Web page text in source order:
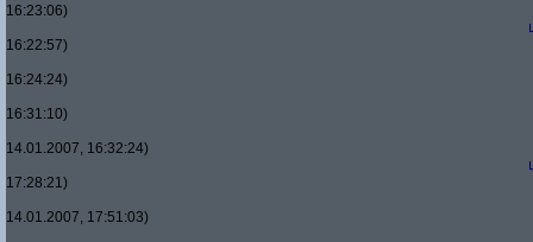
16:23:06)
16:22:57)
16:24:24)
16:31:10)
14.01.2007, 16:32:24)
17:28:21)
14.01.2007, 17:51:03)